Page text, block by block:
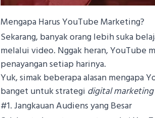
Mengapa Harus YouTube Marketing?
Sekarang, banyak orang lebih suka
melalui video. Nggak heran, YouTube
penayangan setiap harinya.
Yuk, simak beberapa alasan mengapa
banget untuk strategi digital marketing
#1. Jangkauan Audiens yang Besar